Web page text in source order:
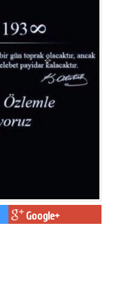
Google+